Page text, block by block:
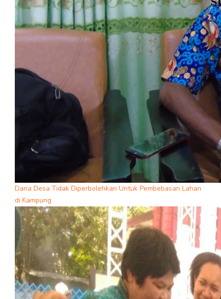
Dana Desa Tidak Diperbolehkan Untuk Pembebasan Lahan
di Kampung